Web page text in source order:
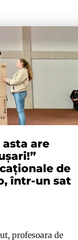
asta are
de
într-un sat
profesoara de